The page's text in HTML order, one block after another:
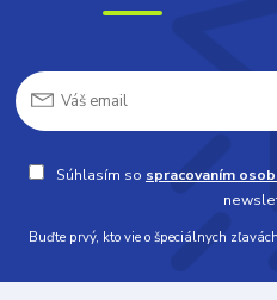
Súhlasím so spracovaním
Buďte prvý, kto vie o špeciálnych